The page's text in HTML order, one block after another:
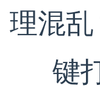
理混
键